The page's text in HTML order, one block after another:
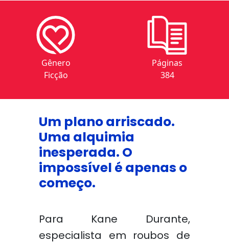
Gênero
Ficção
Páginas
384
Um plano arriscado.
Uma alquimia
inesperada. O
impossível é apenas o
começo.
Para Kane Durante,
especialista em roubos de